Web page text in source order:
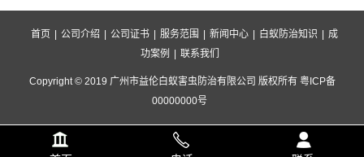
首页 | 公司介绍 | 公司证书 | 服务范围 | 新闻中心 | 白蚁防治知识 | 成
功案例
| 联系我们
Copyright © 2019 广州市益伦白蚁害虫防治有限公司 版权所有 粤ICP备
00000000号